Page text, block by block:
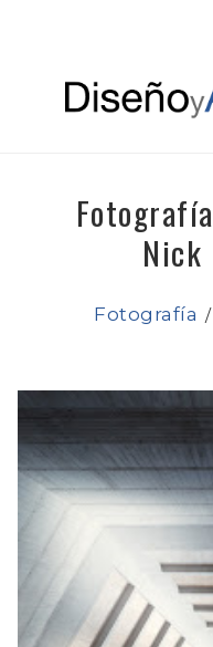
Nick
Fotografía /